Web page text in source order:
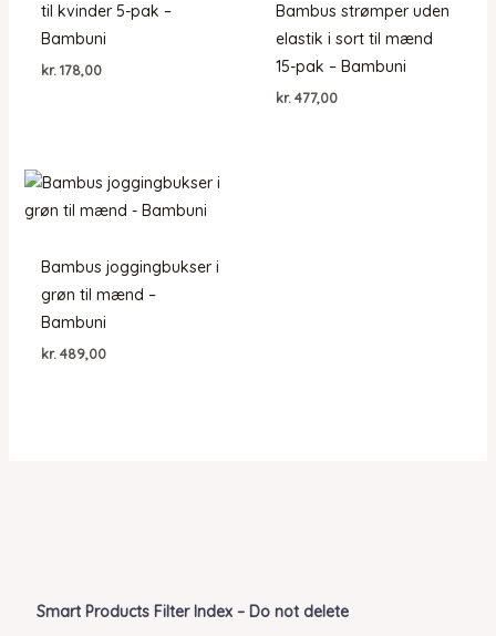
Smart Products Filter Index – Do not delete
til kvinder 5-pak –
Bambuni
kr.178,00
Bambus strømper uden
elastik i sort til mænd
15-pak – Bambuni
kr.477,00
Bambus joggingbukser i
grøn til mænd –
Bambuni
kr. 489,00